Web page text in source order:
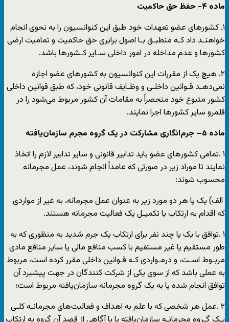
ماده ۴- حفظ حق حاکمیت
۱. کشورهای عضو تعهدات خود طبق این کنوانسیون را به نحوی انجام
خواهنـد داد کـه منطبـق بـا اصول برابری حق حاکمیت و تمامیت ارضی
کشورها و عدم مداخله در امور داخلی سـایر کـشورها باشد.
۲. هیچ یک از مقررات این کنوانسیون به کشورهای عضو اجازه
نمی‌دهـد قـوانین داخلـی و وظـایف قانونی خود، که طبق قوانین داخلی
کشور متبوع خود منحصراً به مقامات آن کشور مربوط می‌شود را در
قلمرو سایر کشورها اجرا نمایند.
ماده ۵– جرمانگاری مشارکت در یک گروه مجرم سازمان‌یافته
١ .تمامی کشورهای عضو باید تدابیر قانونی و سایر تدابیر لازم را اتخاذ
نمایند تا موراد زیر در صورتی که عامداً انجام شوند، عمل مجرمانه
محسوب شوند:
الف) یک یا هر دو مورد زیر به عنوان عمل مجرمانه، به غیر از مواردی
که اقدام به ارتکاب یا تکمیـل یک فعالیت مجرمانه هستند.
١ .توافق با یک یا چند نفر برای ارتکاب یک جرم شدید به منظوری که به
طور مستقیم یا غیر مستقیم با کسب منافع مالی یا سایر منافع مادی
مربـوط اسـت، و درمـواردی کـه قـوانین داخلی مقرر کرده است، مربوط
به عملی باشد که از سوی یکی از شرکت کنندگان در جهت پیشبرد آن
توافق انجام شده یا به یک گروه مجرمانه سازمان‌یافته مربوط است؛
٢ .عمل هر شخصی که با علم به اهداف و فعالیت‌های مجرمانـه کلـی